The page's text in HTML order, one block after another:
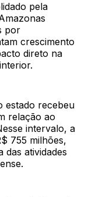
pela
por
crescimento
direto na
estado recebeu
relação ao
intervalo, a
755 milhões,
atividades